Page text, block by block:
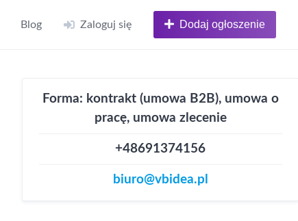
Blog Zaloguj się Dodaj ogłoszenie
Forma: kontrakt (umowa B2B), umowa o
pracę, umowa zlecenie
+48691374156
biuro@vbidea.pl